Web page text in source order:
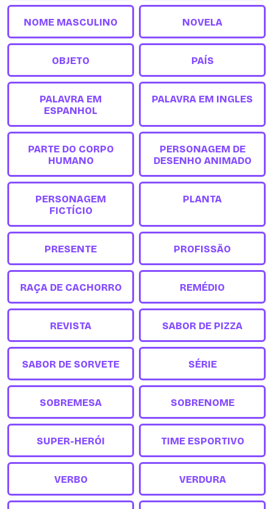
NOME MASCULINO NOVELA
OBJETO PAÍS
PALAVRA EM
ESPANHOL
PALAVRA EM INGLES
PARTE DO CORPO
HUMANO
PERSONAGEM DE
DESENHO ANIMADO
PERSONAGEM
FICTÍCIO
PLANTA
PRESENTE PROFISSÃO
RAÇA DE CACHORRO REMÉDIO
REVISTA SABOR DE PIZZA
SABOR DE SORVETE SÉRIE
SOBREMESA SOBRENOME
SUPER-HERÓI TIME ESPORTIVO
VERBO VERDURA